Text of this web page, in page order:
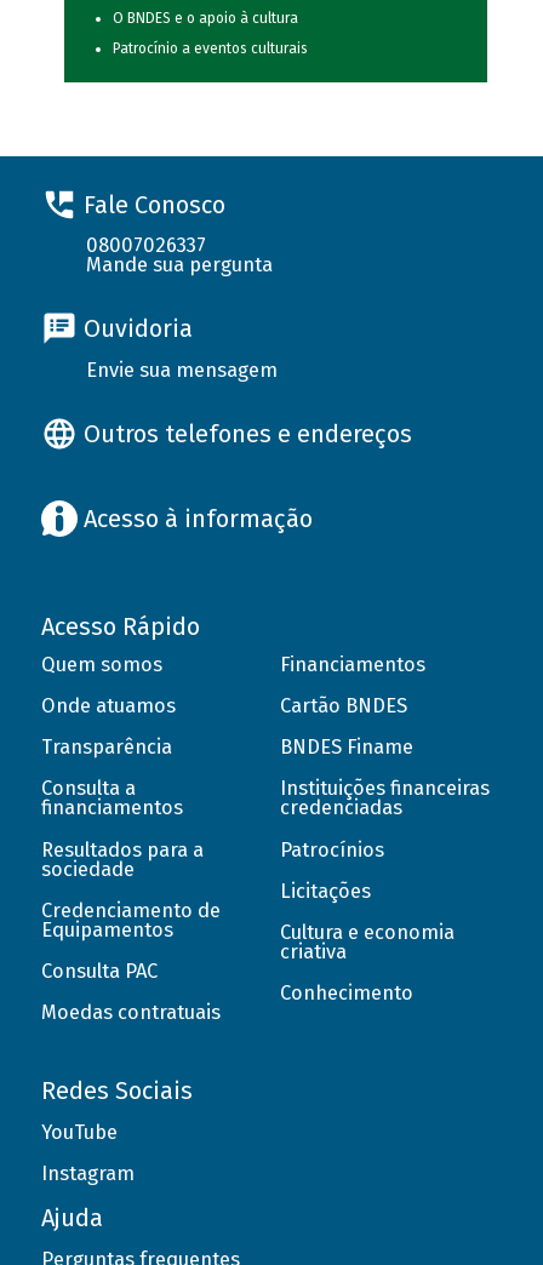
O BNDES e o apoio à cultura
Patrocínio a eventos culturais
Fale Conosco
08007026337
Mande sua pergunta
Ouvidoria
Envie sua mensagem
Outros telefones e endereços
Acesso à informação
Acesso Rápido
Quem somos
Onde atuamos
Transparência
Consulta a
financiamentos
Resultados para a
sociedade
Credenciamento de
Equipamentos
Consulta PAC
Moedas contratuais
Financiamentos
Cartão BNDES
BNDES Finame
Instituições financeiras
credenciadas
Patrocínios
Licitações
Cultura e economia
criativa
Conhecimento
Redes Sociais
YouTube
Instagram
Ajuda
Perguntas frequentes